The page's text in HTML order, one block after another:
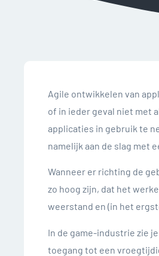
Agile ontwikkelen van
of in ieder geval niet met
applicaties in gebruik te
namelijk aan de slag met
Wanneer er richting de
zo hoog zijn, dat het
weerstand en (in het
In de game-industrie zie
toegang tot een